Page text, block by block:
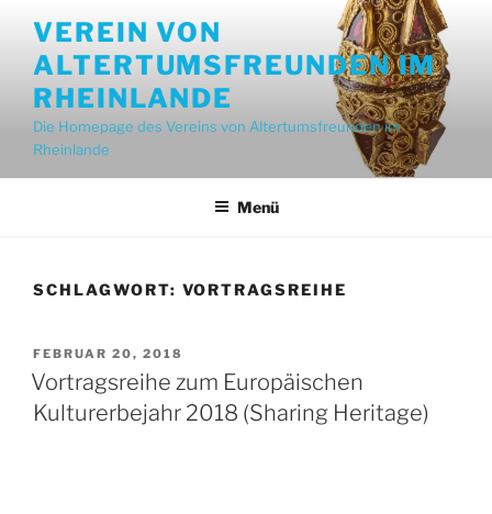
Inhalt
springen
VEREIN VON
ALTERTUMSFREUNDEN IM
RHEINLANDE
Die Homepage des Vereins von Altertumsfreunden im
Rheinlande
Menü
SCHLAGWORT: VORTRAGSREIHE
VERÖFFENTLICHT
AM
FEBRUAR 20, 2018
Vortragsreihe zum Europäischen
Kulturerbejahr 2018 (Sharing Heritage)